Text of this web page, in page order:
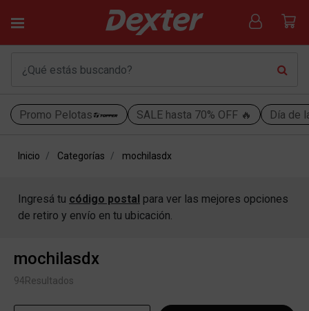
Promo Pelotas SALE hasta 70% OFF 🔥 Día de
Inicio Categorías mochilasdx
Ingresá tu código postal para ver las mejores opciones
de retiro y envío en tu ubicación.
mochilasdx
94Resultados